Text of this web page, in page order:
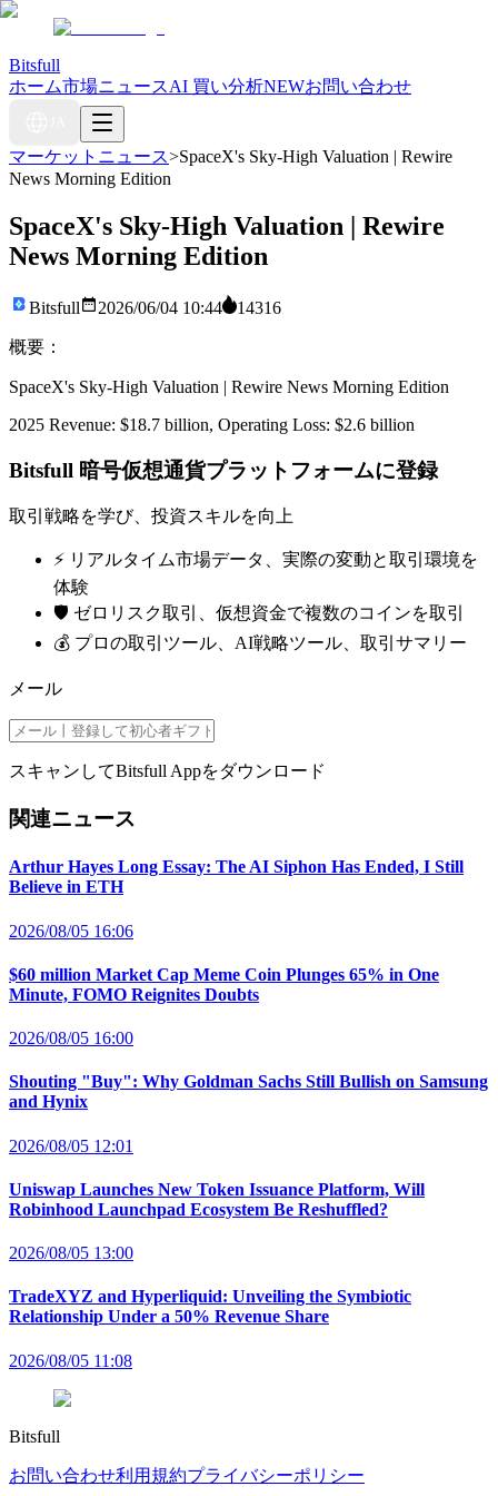
Bitsfull
ホーム市場ニュースAI 買い分析NEWお問い合わせ
マーケットニュース>SpaceX's Sky-High Valuation | Rewire
News Morning Edition
SpaceX's Sky-High Valuation | Rewire
News Morning Edition
Bitsfull 2026/06/04 10:44 14316
概要：
SpaceX's Sky-High Valuation | Rewire News Morning Edition
2025 Revenue: $18.7 billion, Operating Loss: $2.6 billion
Bitsfull 暗号仮想通貨プラットフォームに登録
取引戦略を学び、投資スキルを向上
⚡️ リアルタイム市場データ、実際の変動と取引環境を
体験
🛡️ ゼロリスク取引、仮想資金で複数のコインを取引
💰 プロの取引ツール、AI戦略ツール、取引サマリー
メール
スキャンしてBitsfull Appをダウンロード
関連ニュース
Arthur Hayes Long Essay: The AI Siphon Has Ended, I Still
Believe in ETH
2026/08/05 16:06
$60 million Market Cap Meme Coin Plunges 65% in One
Minute, FOMO Reignites Doubts
2026/08/05 16:00
Shouting "Buy": Why Goldman Sachs Still Bullish on Samsung
and Hynix
2026/08/05 12:01
Uniswap Launches New Token Issuance Platform, Will
Robinhood Launchpad Ecosystem Be Reshuffled?
2026/08/05 13:00
TradeXYZ and Hyperliquid: Unveiling the Symbiotic
Relationship Under a 50% Revenue Share
2026/08/05 11:08
Bitsfull
お問い合わせ利用規約プライバシーポリシー